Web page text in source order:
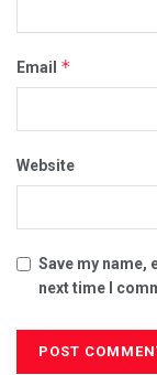
Email *
Website
Save my name,
next time I